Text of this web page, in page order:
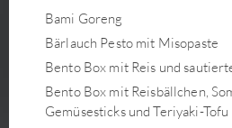
Bami Goreng
Bärlauch Pesto mit Misopaste
Bento Box mit Reis und
Bento Box mit Reisbällchen,
Gemüsesticks und Teriyaki-Tofu